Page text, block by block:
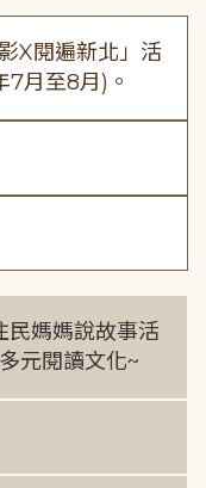
X閱遍新北」活
7月至8月)。
民媽媽說故事活
元閱讀文化~